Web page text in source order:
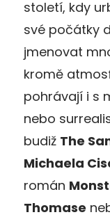
století, kdy
své počátky
jmenovat
kromě
pohrávají i s
nebo
budiž The
Michaela
román
Thomase